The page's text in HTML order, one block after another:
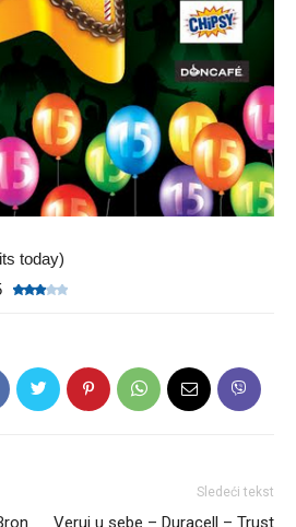
today)
Sledeći tekst
Veruj u sebe – Duracell – Trust